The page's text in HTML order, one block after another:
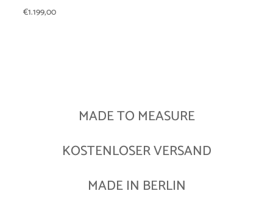
€1.199,00
MADE TO MEASURE
KOSTENLOSER VERSAND
MADE IN BERLIN